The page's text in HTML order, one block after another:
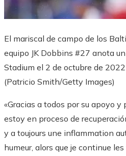
El mariscal de campo de los
equipo JK Dobbins #27 anota
Stadium el 2 de octubre de
(Patricio Smith/Getty Images)
«Gracias a todos por su apoyo
estoy en proceso de
y a toujours une inflammation
humeur, alors que je continue